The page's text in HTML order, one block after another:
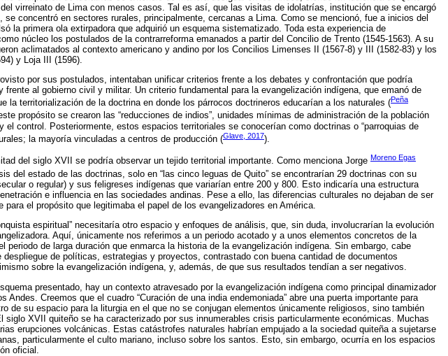
del virreinato de Lima con menos casos. Tal es así, que las visitas de idolatrías, institución que se encargó
se concentró en sectores rurales, principalmente, cercanas a Lima. Como se mencionó, fue a inicios del
la primera ola extirpadora que adquirió un esquema sistematizado. Toda esta experiencia de
núcleo los postulados de la contrarreforma emanados a partir del Concilio de Trento (1545-1563). A su
aclimatados al contexto americano y andino por los Concilios Limenses II (1567-8) y III (1582-83) y los
y Loja III (1596).
por sus postulados, intentaban unificar criterios frente a los debates y confrontación que podría
frente al gobierno civil y militar. Un criterio fundamental para la evangelización indígena, que emanó de
la territorialización de la doctrina en donde los párrocos doctrineros educarían a los naturales (Peña
propósito se crearon las “reducciones de indios”, unidades mínimas de administración de la población
el control. Posteriormente, estos espacios territoriales se conocerían como doctrinas o “parroquias de
la mayoría vinculadas a centros de producción (Glave, 2017).
del siglo XVII se podría observar un tejido territorial importante. Como menciona Jorge Moreno Egas
del estado de las doctrinas, solo en “las cinco leguas de Quito” se encontrarían 29 doctrinas con su
o regular) y sus feligreses indígenas que variarían entre 200 y 800. Esto indicaría una estructura
e influencia en las sociedades andinas. Pese a ello, las diferencias culturales no dejaban de ser
para el propósito que legitimaba el papel de los evangelizadores en América.
espiritual” necesitaría otro espacio y enfoques de análisis, que, sin duda, involucrarían la evolución
Aquí, únicamente nos referimos a un periodo acotado y a unos elementos concretos de la
periodo de larga duración que enmarca la historia de la evangelización indígena. Sin embargo, cabe
despliegue de políticas, estrategias y proyectos, contrastado con buena cantidad de documentos
sobre la evangelización indígena, y, además, de que sus resultados tendían a ser negativos.
presentado, hay un contexto atravesado por la evangelización indígena como principal dinamizador
Andes. Creemos que el cuadro “Curación de una india endemoniada” abre una puerta importante para
de su espacio para la liturgia en el que no se conjugan elementos únicamente religiosos, sino también
siglo XVII quiteño se ha caracterizado por sus innumerables crisis particularmente económicas. Muchas
erupciones volcánicas. Estas catástrofes naturales habrían empujado a la sociedad quiteña a sujetarse
particularmente el culto mariano, incluso sobre los santos. Esto, sin embargo, ocurría en los espacios
oficial.